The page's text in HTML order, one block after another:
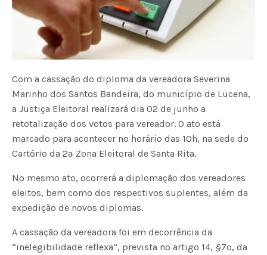
Com a cassação do diploma da vereadora Severina
Marinho dos Santos Bandeira, do município de Lucena,
a Justiça Eleitoral realizará dia 02 de junho a
retotalização dos votos para vereador. O ato está
marcado para acontecer no horário das 10h, na sede do
Cartório da 2ª Zona Eleitoral de Santa Rita.
No mesmo ato, ocorrerá a diplomação dos vereadores
eleitos, bem como dos respectivos suplentes, além da
expedição de novos diplomas.
A cassação da vereadora foi em decorrência da
“inelegibilidade reflexa”, prevista no artigo 14, §7º, da